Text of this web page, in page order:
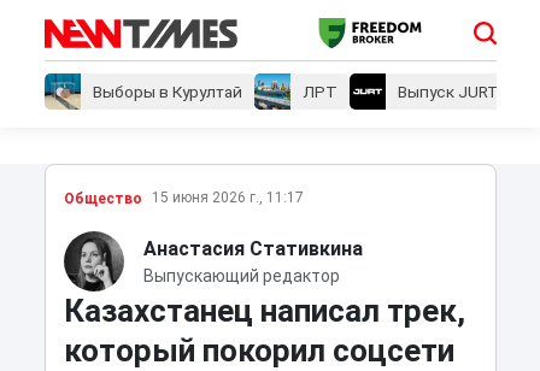
Выборы в Курултай ЛРТ Выпуск JURT
Общество 15 июня 2026 г., 11:17
Анастасия Стативкина
Выпускающий редактор
Казахстанец написал трек,
который покорил соцсети